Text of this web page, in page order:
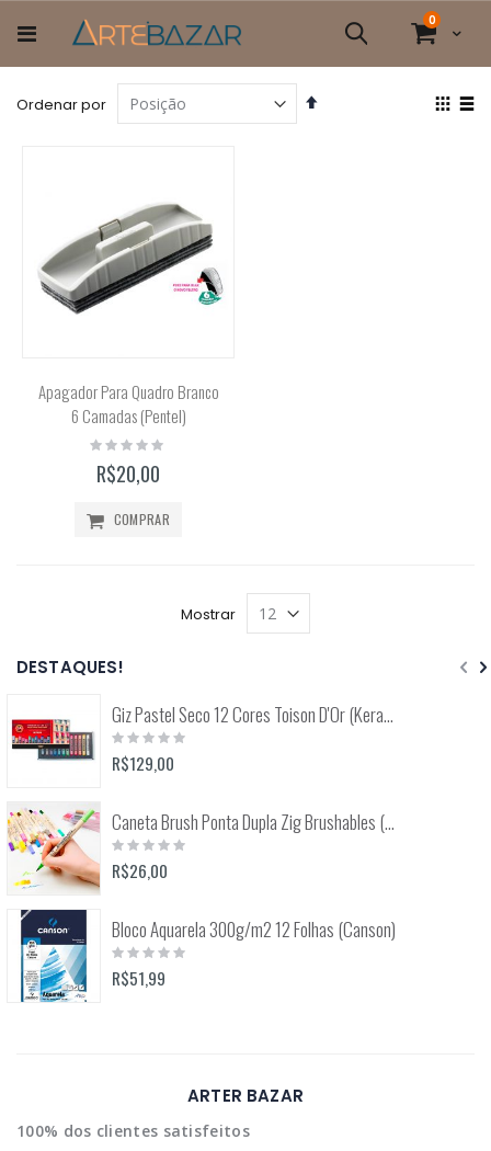
para
o
conteúdo
Cart
0itens
Pesquisa
Ordenar por
Definir
Ver
Apagador Para Quadro Branco
6 Camadas (Pentel)
Rating:
R$20,00
COMPRAR
Mostrar
DESTAQUES!
Giz Pastel Seco 12 Cores Toison D'Or (Keramik) 8512
Rating:
0%
R$129,00
Caneta Brush Ponta Dupla Zig Brushables (Kuretake)
Rating:
0%
R$26,00
Bloco Aquarela 300g/m2 12 Folhas (Canson)
Rating:
0%
R$51,99
ARTER BAZAR
100% dos clientes satisfeitos